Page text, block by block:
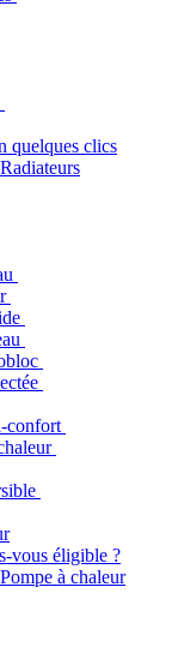
quelques clics
confort
vous éligible ?
à chaleur